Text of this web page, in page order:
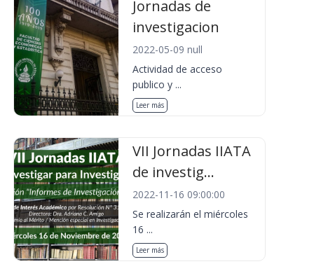
Jornadas de
investigacion
2022-05-09 null
Actividad de acceso
publico y ...
Leer más
VII Jornadas IIATA
de investig...
2022-11-16 09:00:00
Se realizarán el miércoles
16 ...
Leer más